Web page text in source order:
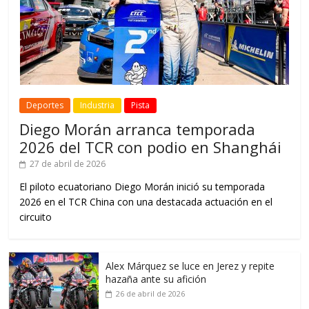
Deportes Industria Pista
Diego Morán arranca temporada
2026 del TCR con podio en Shanghái
27 de abril de 2026
El piloto ecuatoriano Diego Morán inició su temporada
2026 en el TCR China con una destacada actuación en el
circuito
Alex Márquez se luce en Jerez y repite
hazaña ante su afición
26 de abril de 2026